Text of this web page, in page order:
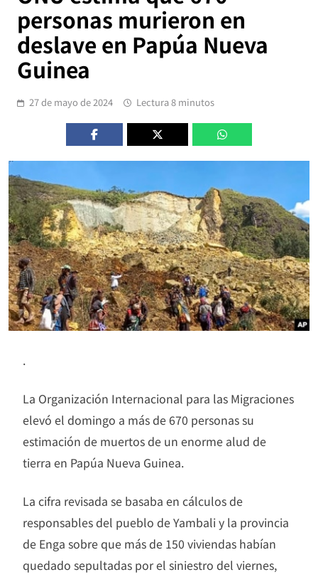
personas murieron en
deslave en Papúa Nueva
Guinea
27 de mayo de 2024 Lectura 8 minutos
.
La Organización Internacional para las Migraciones
elevó el domingo a más de 670 personas su
estimación de muertos de un enorme alud de
tierra en Papúa Nueva Guinea.
La cifra revisada se basaba en cálculos de
responsables del pueblo de Yambali y la provincia
de Enga sobre que más de 150 viviendas habían
quedado sepultadas por el siniestro del viernes,